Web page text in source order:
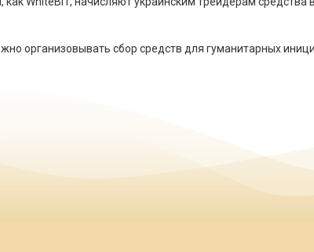
организовывать сбор средств для гуманитарных